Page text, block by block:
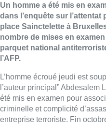
Un homme a été mis en
dans l’enquête sur
place Sainctelette à
nombre de mises en
parquet national
l’AFP.
L’homme écroué jeudi est
l’auteur principal” Abdesalem
été mis en examen pour
criminelle et complicité
entreprise terroriste. Fin